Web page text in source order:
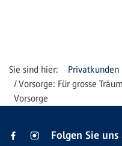
Privatkunden
Vorsorge: Für grosse
Vorsorge
Folgen Sie